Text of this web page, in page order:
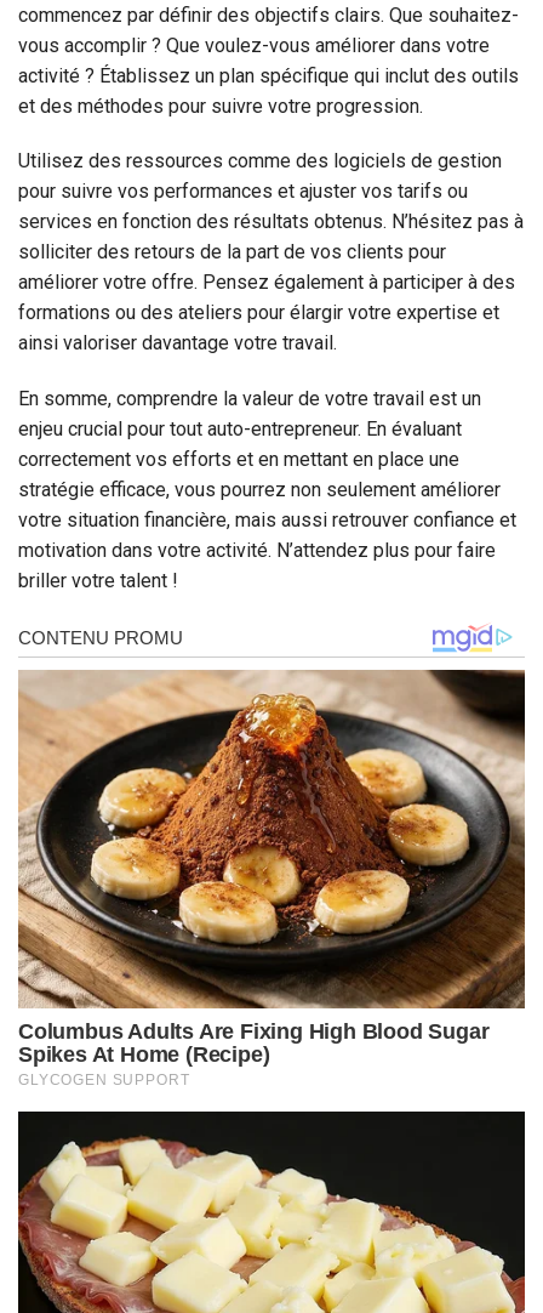
commencez par définir des objectifs clairs. Que souhaitez-
vous accomplir ? Que voulez-vous améliorer dans votre
activité ? Établissez un plan spécifique qui inclut des outils
et des méthodes pour suivre votre progression.
Utilisez des ressources comme des logiciels de gestion
pour suivre vos performances et ajuster vos tarifs ou
services en fonction des résultats obtenus. N’hésitez pas à
solliciter des retours de la part de vos clients pour
améliorer votre offre. Pensez également à participer à des
formations ou des ateliers pour élargir votre expertise et
ainsi valoriser davantage votre travail.
En somme, comprendre la valeur de votre travail est un
enjeu crucial pour tout auto-entrepreneur. En évaluant
correctement vos efforts et en mettant en place une
stratégie efficace, vous pourrez non seulement améliorer
votre situation financière, mais aussi retrouver confiance et
motivation dans votre activité. N’attendez plus pour faire
briller votre talent !